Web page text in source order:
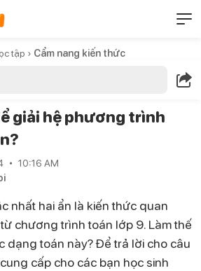
tập › Cẩm nang kiến thức
giải hệ phương trình
10:16 AM
nhất hai ẩn là kiến thức quan
chương trình toán lớp 9. Làm thế
dạng toán này? Để trả lời cho câu
cấp cho các bạn học sinh